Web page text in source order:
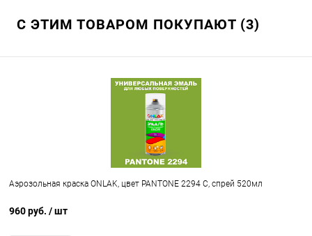
С ЭТИМ ТОВАРОМ ПОКУПАЮТ (3)
Аэрозольная краска ONLAK, цвет PANTONE 2294 C, спрей 520мл
960 руб. / шт